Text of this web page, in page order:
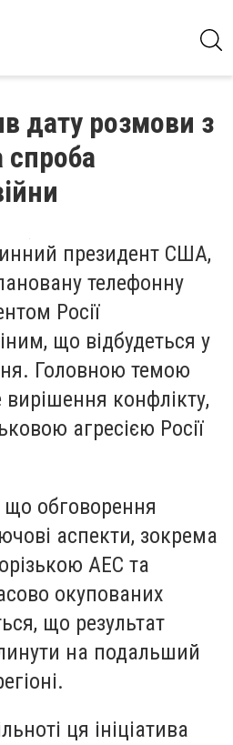
дату розмови з
спроба
президент США,
телефонну
Росії
що відбудеться у
Головною темою
вирішення конфлікту,
агресією Росії
обговорення
аспекти, зокрема
АЕС та
окупованих
що результат
на подальший
ця ініціатива